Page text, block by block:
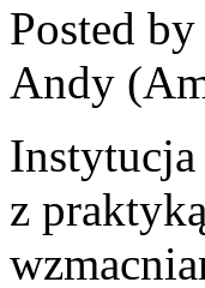
Posted
Andy
z